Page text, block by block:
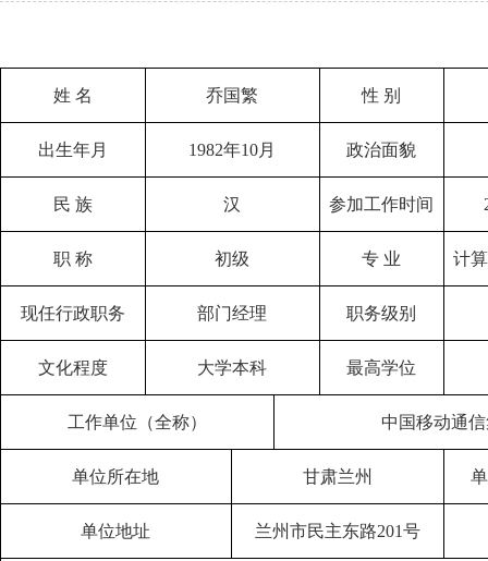
姓 名 乔国繁 性 别
出生年月 1982年10月 政治面貌
民 族 汉 参加工作时间
职 称 初级 专 业 计
现任行政职务 部门经理 职务级别
文化程度 大学本科 最高学位
工作单位（全称） 中国移动通
单位所在地 甘肃兰州
单位地址 兰州市民主东路201号